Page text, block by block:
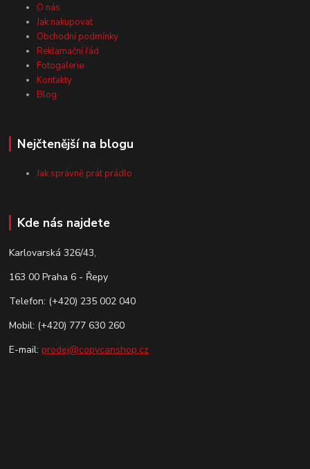
O nás
Jak nakupovat
Obchodní podmínky
Reklamační řád
Fotogalerie
Kontakty
Blog
Nejčtenější na blogu
Jak správně prát prádlo
Kde nás najdete
Karlovarská 326/43,
163 00 Praha 6 - Řepy
Telefon: (+420) 235 002 040
Mobil: (+420) 777 630 260
E-mail: prodej@copycanshop.cz